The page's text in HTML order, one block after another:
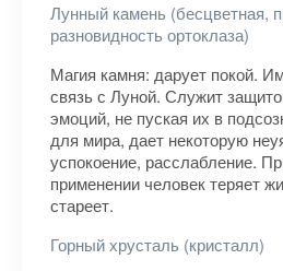
Лунный камень (бесцветная,
разновидность ортоклаза)
Магия камня: дарует покой.
связь с Луной. Служит
эмоций, не пуская их в
для мира, дает некоторую
успокоение, расслабление.
применении человек теряет
стареет.
Горный хрусталь (кристалл)